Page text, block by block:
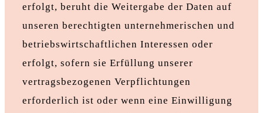
erfolgt, beruht die Weitergabe der Daten auf
unseren berechtigten unternehmerischen und
betriebswirtschaftlichen Interessen oder
erfolgt, sofern sie Erfüllung unserer
vertragsbezogenen Verpflichtungen
erforderlich ist oder wenn eine Einwilligung